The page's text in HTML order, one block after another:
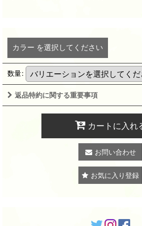
カラー を選択してください
数量:
返品特約に関する重要事項
カートに入れ
お問い合わせ
お気に入り登録